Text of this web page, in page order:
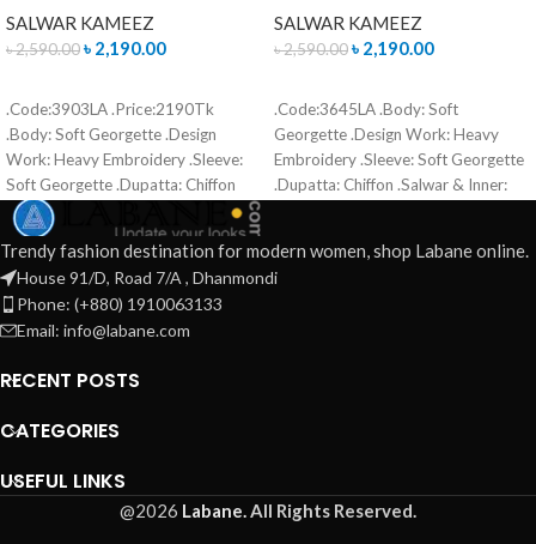
SALWAR KAMEEZ
৳2,590.00৳ 2,190.00
.Code:3903LA .Price:2190Tk
.Body: Soft Georgette .Design
Work: Heavy Embroidery .Sleeve:
Soft Georgette .Dupatta: Chiffon
.Salwar & Inner: Santoon .Semi –
Stitched .Type: Made in Bangladesh
Call for order : 01771006910
01631493054
SALWAR KAMEEZ
৳2,590.00৳ 2,190.00
.Code:3645LA .Body: Soft
Georgette .Design Work: Heavy
Embroidery .Sleeve: Soft Georgette
.Dupatta: Chiffon .Salwar & Inner:
01771006910 01631493054
Trendy fashion destination for modern women, shop Labane online.
House 91/D, Road 7/A , Dhanmondi
Phone: (+880) 1910063133
Email: info@labane.com
RECENT POSTS
CATEGORIES
USEFUL LINKS
@2026 Labane.All Rights Reserved.